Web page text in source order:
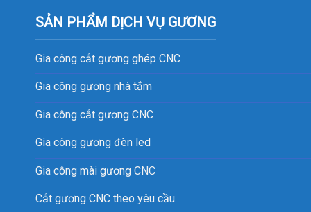
SẢN PHẨM DỊCH VỤ GƯƠNG
Gia công cắt gương ghép CNC
Gia công gương nhà tắm
Gia công cắt gương CNC
Gia công gương đèn led
Gia công mài gương CNC
Cắt gương CNC theo yêu cầu